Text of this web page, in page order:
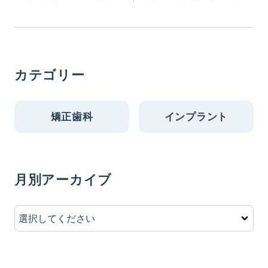
カテゴリー
矯正歯科 インプラント
月別アーカイブ